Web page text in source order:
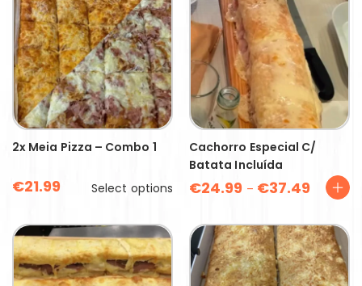
2x Meia Pizza – Combo 1
€21.99 Select options
Cachorro Especial C/
Batata Incluída
€24.99 – €37.49